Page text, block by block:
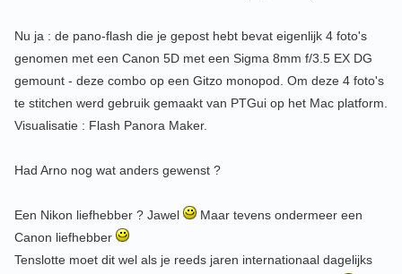
Nu ja : de pano-flash die je gepost hebt bevat eigenlijk 4 foto's
genomen met een Canon 5D met een Sigma 8mm f/3.5 EX DG
gemount - deze combo op een Gitzo monopod. Om deze 4 foto's
te stitchen werd gebruik gemaakt van PTGui op het Mac platform.
Visualisatie : Flash Panora Maker.
Had Arno nog wat anders gewenst ?
Een Nikon liefhebber ? Jawel
Maar tevens ondermeer een
Canon liefhebber
Tenslotte moet dit wel als je reeds jaren internationaal dagelijks